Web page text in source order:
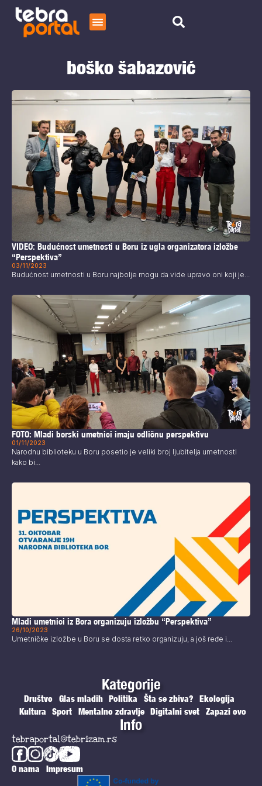
Čitaj
boško šabazović
VIDEO: Budućnost umetnosti u Boru iz ugla organizatora izložbe
“Perspektiva”
03/11/2023
Budućnost umetnosti u Boru najbolje mogu da vide upravo oni koji je...
FOTO: Mladi borski umetnici imaju odličnu perspektivu
01/11/2023
Narodnu biblioteku u Boru posetio je veliki broj ljubitelja umetnosti
kako bi...
Mladi umetnici iz Bora organizuju izložbu “Perspektiva”
26/10/2023
Umetničke izložbe u Boru se dosta retko organizuju, a još ređe i...
Kategorije
Društvo Glas mladih Politika Šta se zbiva?
Ekologija
Kultura
Sport Mentalno zdravlje Digitalni svet Zapazi ovo
Info
tebraportal@tebrizam.rs
O nama Impresum